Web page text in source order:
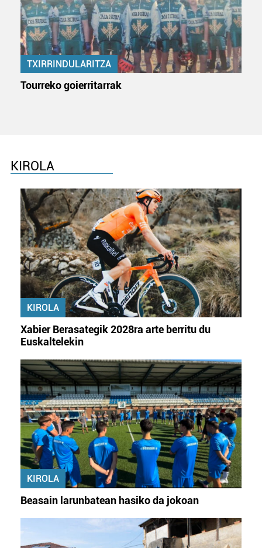
TXIRRINDULARITZA
Tourreko goierritarrak
KIROLA
KIROLA
Xabier Berasategik 2028ra arte berritu du
Euskaltelekin
KIROLA
Beasain larunbatean hasiko da jokoan